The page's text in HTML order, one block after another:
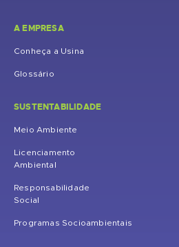
A EMPRESA
Conheça a Usina
Glossário
SUSTENTABILIDADE
Meio Ambiente
Licenciamento
Ambiental
Responsabilidade
Social
Programas Socioambientais